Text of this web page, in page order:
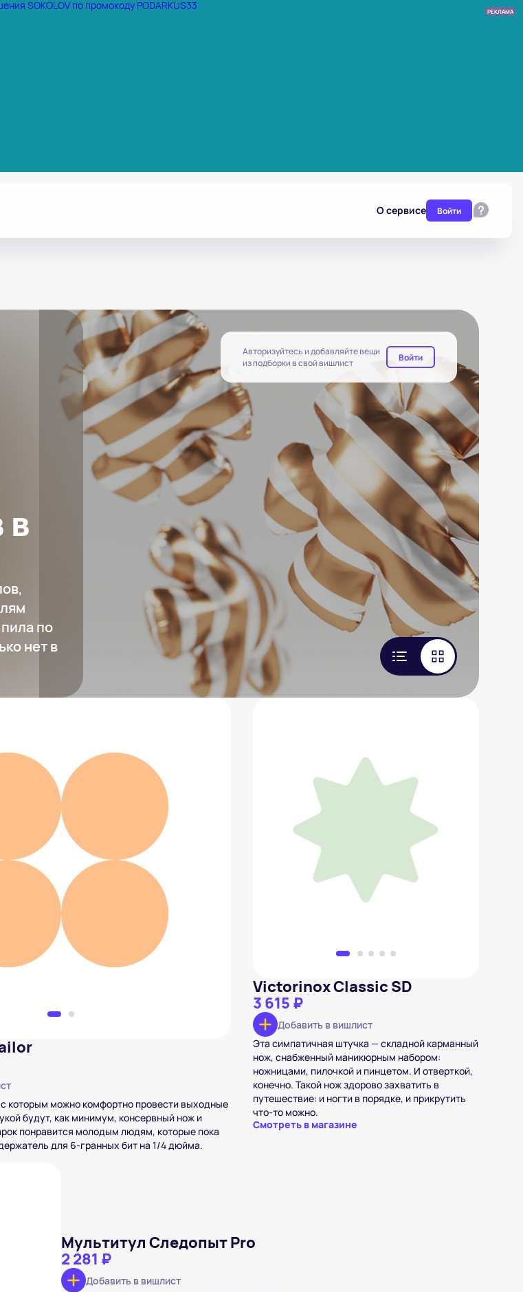
РЕКЛАМА
О сервисе Войти
в
по
нет в
Авторизуйтесь и добавляйте вещи
из подборки в свой вишлист
Войти
Nextool Mini Sailor
2 077 ₽
Добавить в вишлист
которым можно комфортно провести выходные
будут, как минимум, консервный нож и
понравится молодым людям, которые пока
для 6-гранных бит на 1/4 дюйма.
Victorinox Classic SD
3 615 ₽
Добавить в вишлист
Эта симпатичная штучка — складной карманный
нож, снабженный маникюрным набором:
ножницами, пилочкой и пинцетом. И отверткой,
конечно. Такой нож здорово захватить в
путешествие: и ногти в порядке, и прикрутить
что-то можно.
Смотреть в магазине
Мультитул Следопыт Pro
2 281 ₽
Добавить в вишлист